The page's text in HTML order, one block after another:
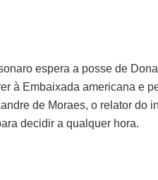
espera a posse de
à Embaixada americana e
de Moraes, o relator do
decidir a qualquer hora.